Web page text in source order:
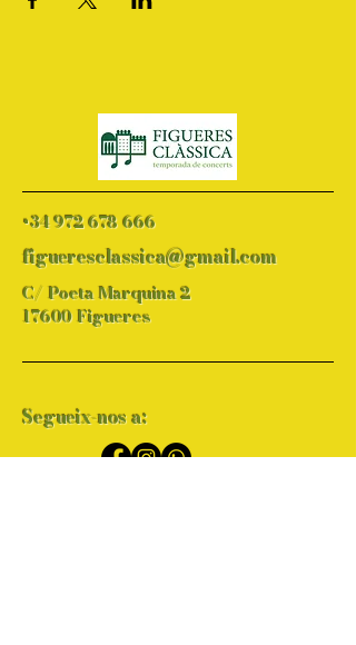
+34 972 678 666
figueresclassica@gmail.com
C/ Poeta Marquina 2
17600 Figueres
Segueix-nos a: